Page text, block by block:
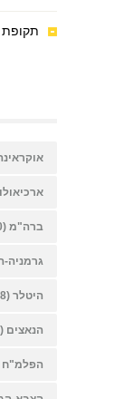
תקופת
ברה"מ (20)
גרמניה-
היטלר (8)
הנאצים (12)
הפלמ"ח